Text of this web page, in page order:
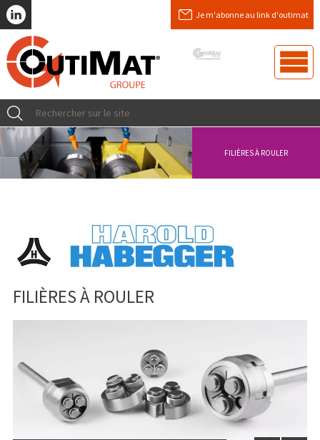
Je m'abonne au link d'outimat
FILIÈRES À ROULER
FILIÈRES À ROULER